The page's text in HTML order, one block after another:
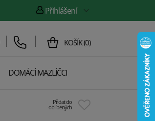
Přihlášení
KOŠÍK(0)
DOMÁCÍ MAZLÍČCI
Přidat do
oblíbených